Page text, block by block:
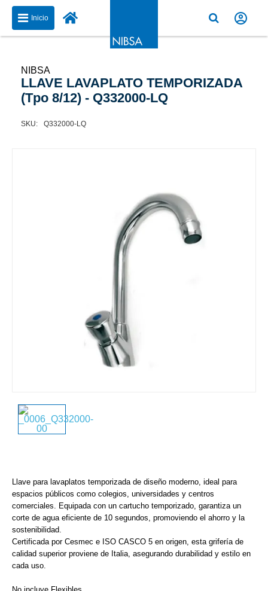
Inicio
NIBSA
LLAVE LAVAPLATO TEMPORIZADA
(Tpo 8/12) - Q332000-LQ
Q332000-LQ
Llave para lavaplatos temporizada de diseño moderno, ideal para
espacios públicos como colegios, universidades y centros
comerciales. Equipada con un cartucho temporizado, garantiza un
corte de agua eficiente de 10 segundos, promoviendo el ahorro y la
sostenibilidad.
Certificada por Cesmec e ISO CASCO 5 en origen, esta grifería de
calidad superior proviene de Italia, asegurando durabilidad y estilo en
cada uso.